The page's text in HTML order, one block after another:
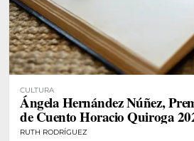
CULTURA
Ángela Hernández Núñez,
de Cuento Horacio Quiroga
RUTH RODRÍGUEZ